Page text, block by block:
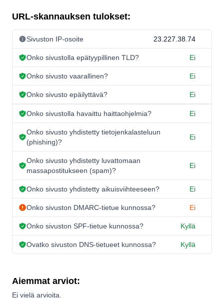
URL-skannauksen tulokset:
Sivuston IP-osoite 23.227.38.74
Onko sivustolla epätyypillinen TLD? Ei
Onko sivusto vaarallinen? Ei
Onko sivusto epäilyttävä? Ei
Onko sivustolla havaittu haittaohjelmia? Ei
Onko sivusto yhdistetty tietojenkalasteluun
(phishing)?
Ei
Onko sivusto yhdistetty luvattomaan
massapostitukseen (spam)?
Ei
Onko sivusto yhdistetty aikuisviihteeseen? Ei
Onko sivuston DMARC-tietue kunnossa? Ei
Onko sivuston SPF-tietue kunnossa? Kyllä
Ovatko sivuston DNS-tietueet kunnossa? Kyllä
Aiemmat arviot:
Ei vielä arvioita.